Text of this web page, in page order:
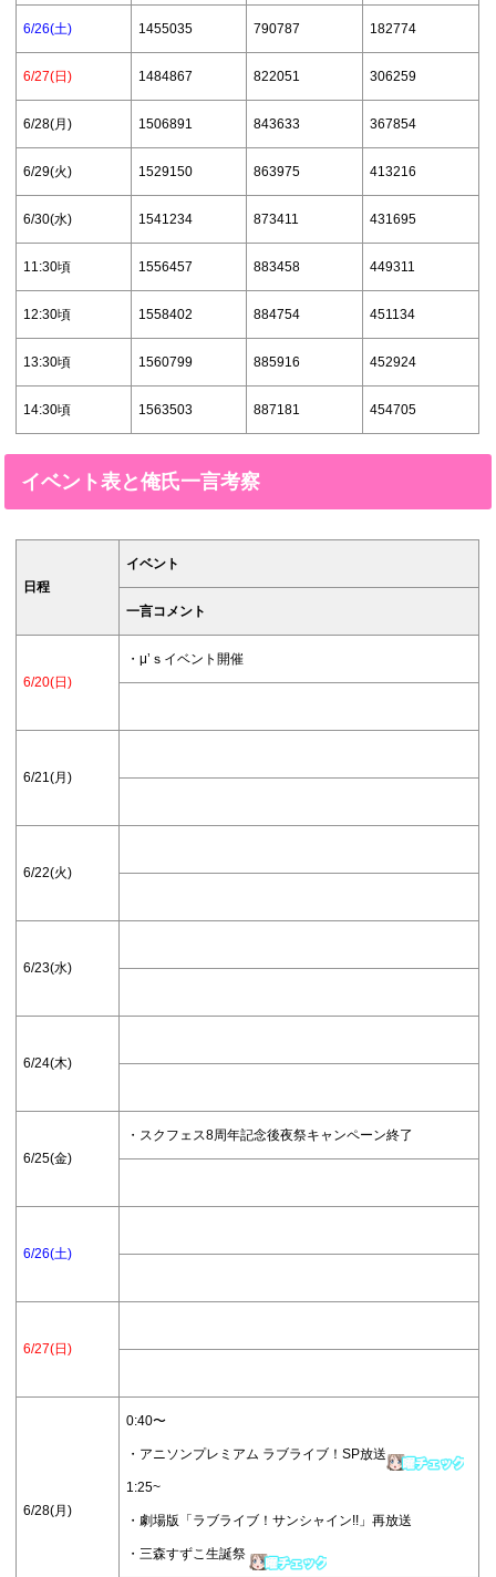
6/26(土) 1455035 790787 182774
6/27(日) 1484867 822051 306259
6/28(月) 1506891 843633 367854
6/29(火) 1529150 863975 413216
6/30(水) 1541234 873411 431695
11:30頃 1556457 883458 449311
12:30頃 1558402 884754 451134
13:30頃 1560799 885916 452924
14:30頃 1563503 887181 454705
イベント表と俺氏一言考察
日程
イベント
一言コメント
6/20(日)
・μ’ｓイベント開催
6/21(月)
6/22(火)
6/23(水)
6/24(木)
6/25(金)
・スクフェス8周年記念後夜祭キャンペーン終了
6/26(土)
6/27(日)
6/28(月)
0:40〜
・アニソンプレミアム ラブライブ！SP放送
1:25~
・劇場版「ラブライブ！サンシャイン!!」再放送
・三森すずこ生誕祭